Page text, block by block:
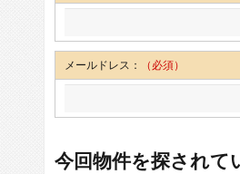
メールドレス： （必須）
今回物件を探されて